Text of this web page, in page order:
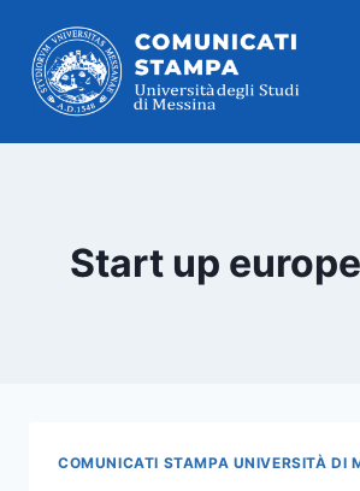
contenuto
Start up
COMUNICATI STAMPA UNIVERSITÀ DI